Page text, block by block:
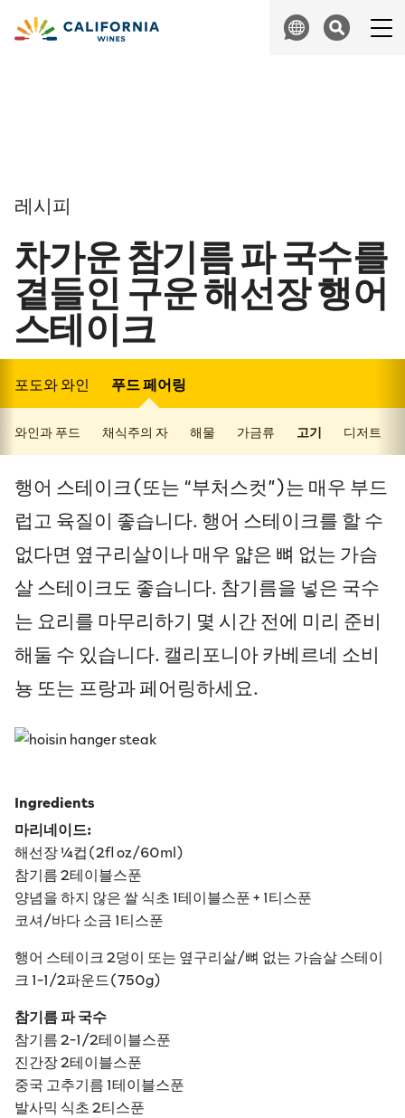
Search
레시피
차가운 참기름 파 국수를
곁들인 구운 해선장 행어
스테이크
포도와 와인 푸드 페어링
와인과 푸드 채식주의 자 해물 가금류 고기 디저트
행어 스테이크(또는 “부처스컷”)는 매우 부드
럽고 육질이 좋습니다. 행어 스테이크를 할 수
없다면 옆구리살이나 매우 얇은 뼈 없는 가슴
살 스테이크도 좋습니다. 참기름을 넣은 국수
는 요리를 마무리하기 몇 시간 전에 미리 준비
해둘 수 있습니다. 캘리포니아 카베르네 소비
뇽 또는 프랑과 페어링하세요.
Ingredients
마리네이드:
해선장 ¼컵(2fl oz/60ml)
참기름 2테이블스푼
양념을 하지 않은 쌀 식초 1테이블스푼 + 1티스푼
코셔/바다 소금 1티스푼
행어 스테이크 2덩이 또는 옆구리살/뼈 없는 가슴살 스테이
크 1-1/2파운드(750g)
참기름 파 국수
참기름 2-1/2테이블스푼
진간장 2테이블스푼
중국 고추기름 1테이블스푼
발사믹 식초 2티스푼